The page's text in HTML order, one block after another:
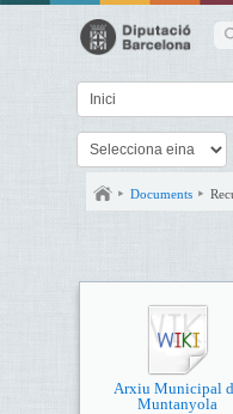
Documents
Arxiu Municipal
Muntanyola